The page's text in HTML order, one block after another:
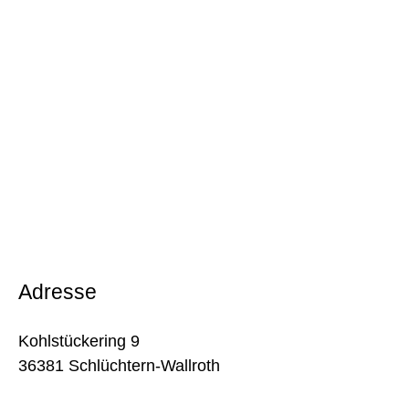
Adresse
Kohlstückering 9
36381 Schlüchtern-Wallroth